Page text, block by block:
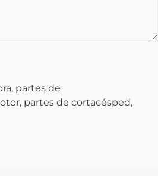
partes de
partes de cortacésped,